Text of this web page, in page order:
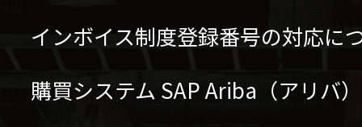
インボイス制度登録番号の対応に
購買システム SAP Ariba（アリバ